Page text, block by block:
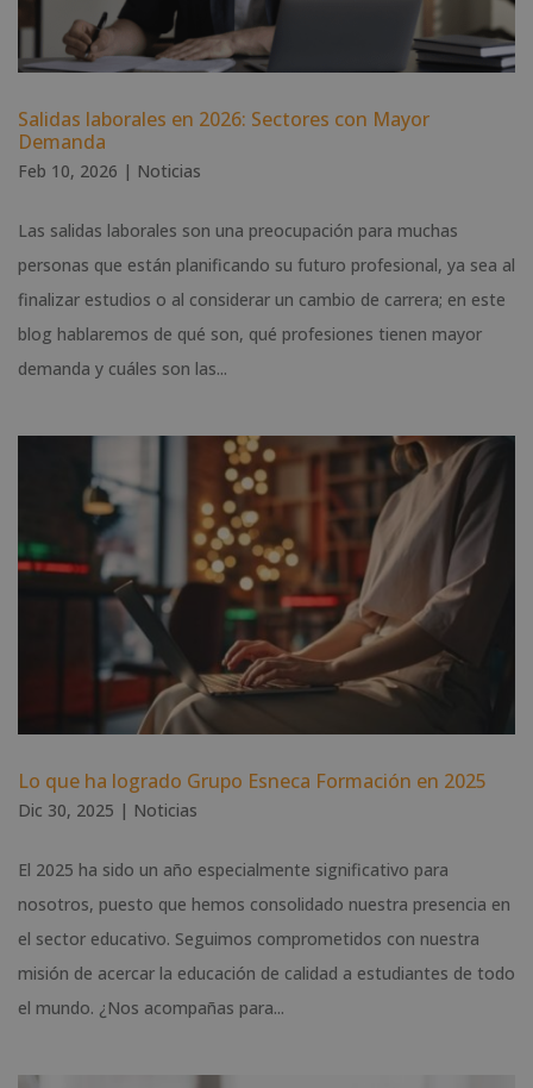
Salidas laborales en 2026: Sectores con Mayor
Demanda
Feb 10, 2026 | Noticias
Las salidas laborales son una preocupación para muchas
personas que están planificando su futuro profesional, ya sea al
finalizar estudios o al considerar un cambio de carrera; en este
blog hablaremos de qué son, qué profesiones tienen mayor
demanda y cuáles son las...
Lo que ha logrado Grupo Esneca Formación en 2025
Dic 30, 2025 | Noticias
El 2025 ha sido un año especialmente significativo para
nosotros, puesto que hemos consolidado nuestra presencia en
el sector educativo. Seguimos comprometidos con nuestra
misión de acercar la educación de calidad a estudiantes de todo
el mundo. ¿Nos acompañas para...